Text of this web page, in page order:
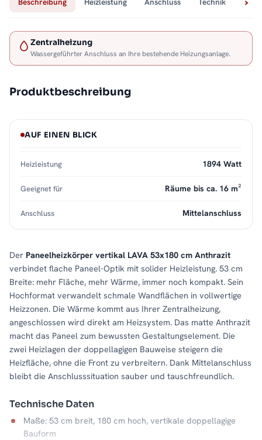
Zentralheizung
Wassergeführter Anschluss an Ihre bestehende Heizungsanlage.
Produktbeschreibung
Der Paneelheizkörper vertikal LAVA 53x180 cm Anthrazit
verbindet flache Paneel-Optik mit solider Heizleistung. 53 cm
Breite: mehr Fläche, mehr Wärme, immer noch kompakt. Sein
Hochformat verwandelt schmale Wandflächen in vollwertige
Heizzonen. Die Wärme kommt aus Ihrer Zentralheizung,
angeschlossen wird direkt am Heizsystem. Das matte Anthrazit
macht das Paneel zum bewussten Gestaltungselement. Die
zwei Heizlagen der doppellagigen Bauweise steigern die
Heizfläche, ohne die Front zu verbreitern. Dank Mittelanschluss
bleibt die Anschlusssituation sauber und tauschfreundlich.
Technische Daten
Maße: 53 cm breit, 180 cm hoch, vertikale doppellagige
Bauform
AUF EINEN BLICK
Heizleistung 1894 Watt
Geeignet für Räume bis ca. 16 m²
Anschluss Mittelanschluss